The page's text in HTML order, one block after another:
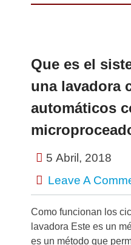
Que es el
una lavadora
automáticos
5 Abril, 2018
Leave A
Como funcionan los
lavadora Este es un
es un método que